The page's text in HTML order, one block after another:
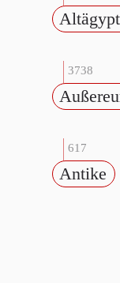
3738
617
Antike